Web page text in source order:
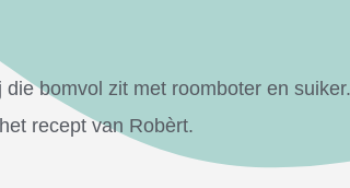
bomvol zit met roomboter en
recept van Robèrt.